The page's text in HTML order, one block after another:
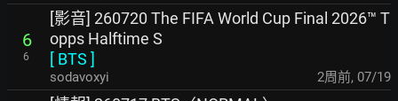
6
6
[影音] 260720 The FIFA World Cup Final 2026™ T
opps Halftime S
[ BTS ]
sodavoxyi 2周前, 07/19